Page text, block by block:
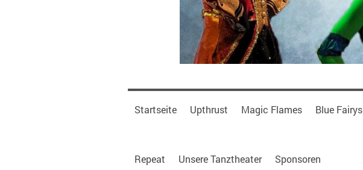
Startseite Upthrust Magic Flames Blue Fairys
Repeat Unsere Tanztheater Sponsoren